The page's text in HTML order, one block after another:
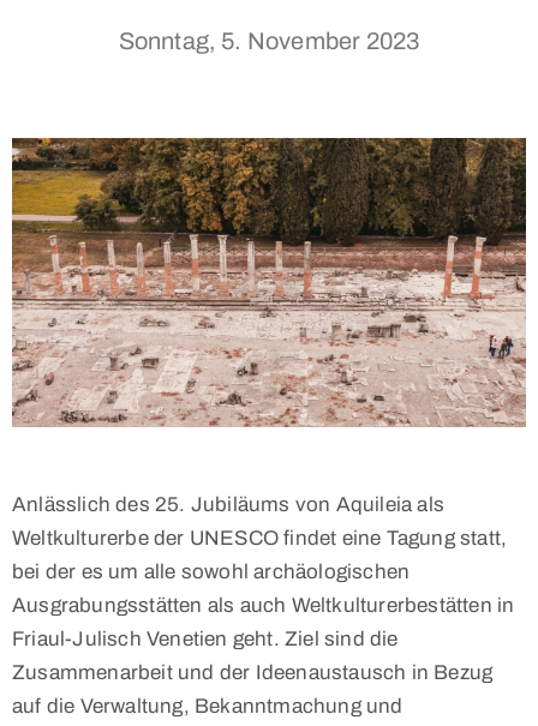
Sonntag, 5. November 2023
Anlässlich des 25. Jubiläums von Aquileia als
Weltkulturerbe der UNESCO findet eine Tagung statt,
bei der es um alle sowohl archäologischen
Ausgrabungsstätten als auch Weltkulturerbestätten in
Friaul-Julisch Venetien geht. Ziel sind die
Zusammenarbeit und der Ideenaustausch in Bezug
auf die Verwaltung, Bekanntmachung und